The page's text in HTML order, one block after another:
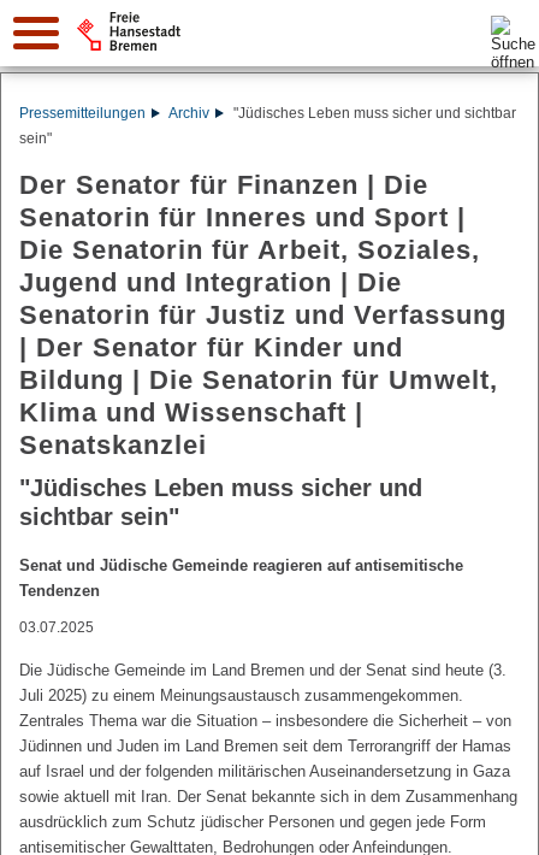
Suche:
Pressemitteilungen Archiv
"Jüdisches Leben muss sicher und sichtbar
sein"
Der Senator für Finanzen | Die
Senatorin für Inneres und Sport |
Die Senatorin für Arbeit, Soziales,
Jugend und Integration | Die
Senatorin für Justiz und Verfassung
| Der Senator für Kinder und
Bildung | Die Senatorin für Umwelt,
Klima und Wissenschaft |
Senatskanzlei
"Jüdisches Leben muss sicher und
sichtbar sein"
Senat und Jüdische Gemeinde reagieren auf antisemitische
Tendenzen
03.07.2025
Die Jüdische Gemeinde im Land Bremen und der Senat sind heute (3.
Juli 2025) zu einem Meinungsaustausch zusammengekommen.
Zentrales Thema war die Situation – insbesondere die Sicherheit – von
Jüdinnen und Juden im Land Bremen seit dem Terrorangriff der Hamas
auf Israel und der folgenden militärischen Auseinandersetzung in Gaza
sowie aktuell mit Iran. Der Senat bekannte sich in dem Zusammenhang
ausdrücklich zum Schutz jüdischer Personen und gegen jede Form
antisemitischer Gewalttaten, Bedrohungen oder Anfeindungen.